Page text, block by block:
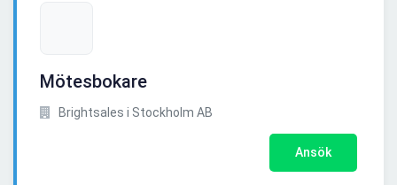
Mötesbokare
Brightsales i Stockholm AB
Ansök